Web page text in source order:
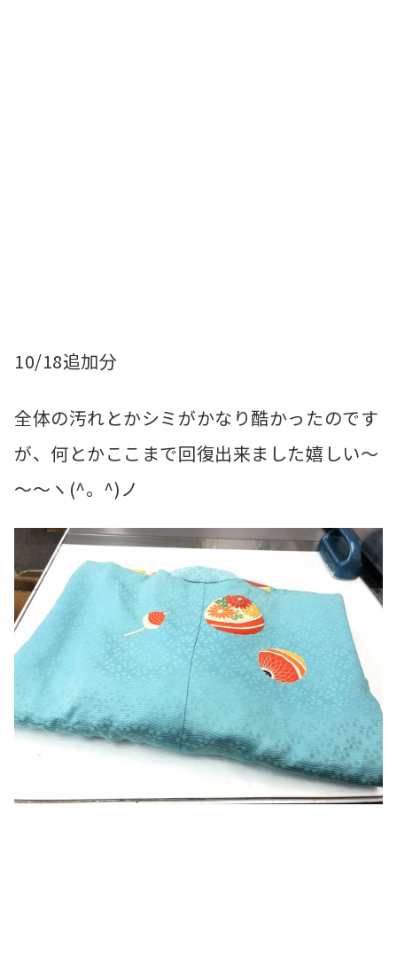
10/18追加分
全体の汚れとかシミがかなり酷かったのです
が、何とかここまで回復出来ました嬉しい～
～～ヽ(^。^)ノ